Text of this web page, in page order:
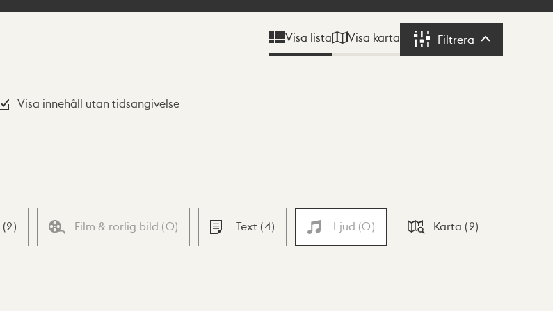
Visa lista Visa karta Filtrera Filtrera
Visa innehåll utan tidsangivelse
(2) Film & rörlig bild (0) Text (4) Ljud (0) Karta (2)